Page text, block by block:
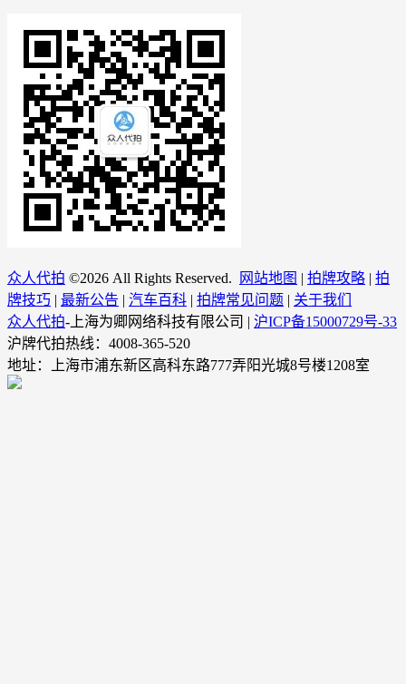
众人代拍 ©2026 All Rights Reserved. 网站地图 | 拍牌攻略 | 拍
牌技巧 | 最新公告 | 汽车百科 | 拍牌常见问题 | 关于我们
众人代拍-上海为卿网络科技有限公司 | 沪ICP备15000729号-33
沪牌代拍热线：4008-365-520
地址：上海市浦东新区高科东路777弄阳光城8号楼1208室